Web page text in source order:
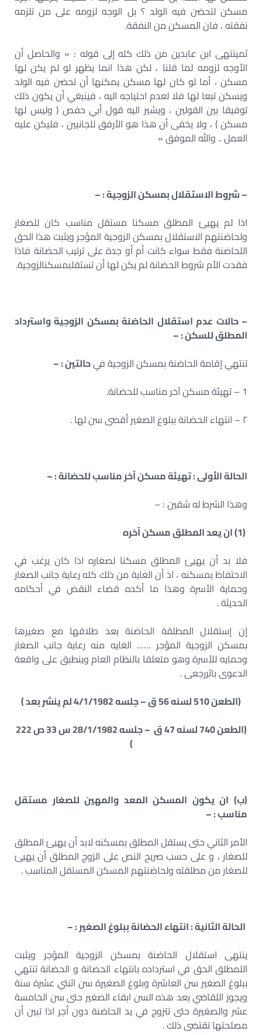
مسكن لتحضن فيه الولد ؟ بل الوجه لزومه على من تلزمه
نفقته ، فان المسكن من النفقة.
ثمينتهی ابن عابدین من ذلك كله إلى قوله : « والحاصل أن
الأوجه لزومه لما قلنا ، لكن هذا انما يظهر لو لم يكن لها
مسکن ، أما لو كان لها مسكن يمكنها أن تحضن فيه الولد
ويسكن تبعا لها فلا لعدم احتياجه اليه ، فينبغي أن يكون ذلك
توفيقا بين القولين ، ويشير اليه قول أبي حفص ( وليس لها
مسكن ) ، ولا يخفى أن هذا هو الأرفق للجانبين ، فليكن عليه
العمل .. والله الموفق »
– شروط الاستقلال بمسكن الزوجية : –
اذا لم يهيئ المطلق مسکنا مستقل مناسب کان للصغار
ولحاضنتهم الاستقلال بمسكن الزوجية المؤجر ويثبت هذا الحق
اللحاضنة فقط سواء كانت أم أو جدة على ترتيب الحضانة فاذا
فقدت الأم شروط الحضانة لم يكن لها أن تستقلبمسكنالزوجية.
– حالات عدم استقلال الحاضنة بمسكن الزوجية واسترداد
المطلق للسكن : –
تنتهي إقامة الحاضنة بمسكن الزوجية فيحالتين : –
1 – تهيئة مسكن آخر مناسب للحضانة.
۲ – انتهاء الحضانة ببلوغ الصغير أقصى سن لها .
الحالة الأولى:تهيئة مسكن آخر مناسب للحضانة: –
وهذا الشرط له شقين : –
(1) ان يعد المطلق مسكن آخره
فلا بد أن يهيئ المطلق مسكنا لصغاره اذا كان يرغب في
الاحتفاظ بمسكنه ، اذ أن الغاية من ذلك كله رعاية جانب الصغار
وحماية الأسرة وهذا ما أكده قضاء النقض في أحكامه
الحديثة .
إن إستقلال المطلقة الحاضنة بعد طلاقها مع صغیرها
بمسكن الزوجية المؤجر …… الغايه منه رعاية جانب الصغار
وحمايه للأسرة وهو متعلقا بالنظام العام وينطبق على واقعة
الدعوى باثررجعی .
(الطعن 510 لسنه 56 ق – جلسه 4/1/1982 لم ينشر بعد )
(الطعن 740 لسنه 47 ق – جلسه 28/1/1982 س 33 ص 222
)
(ب) ان يكون المسكن المعد والمهين للصغار مستقل
مناسب: –
الأمر الثاني حتى يستقل المطلق بمسكنه لابد أن يهيئ المطلق
للصغار ، و على حسب صريح النص على الزوج المطلق أن يهيئ
للصغار من مطلقته ولحاضنتهم المسكن المستقل المناسب .
الحالة الثانية:انتهاء الحضانة ببلوغ الصغير : –
ينتهی استقلال الحاضنة بمسكن الزوجية المؤجر ويثبت
اللمطلق الحق في استرداده بانتهاء الحضانة و الحضانة تنتهي
ببلوغ الصغير سن العاشرة وبلوغ الصغيرة سن اثنتي عشرة سنة
ويجوز اللقاضي بعد هذه السن ابقاء الصغير حتى سن الخامسة
عشر والصغيرة حتى تتزوج في يد الحاضنة دون أجر اذا تبين أن
مصلحتها تقتضى ذلك .